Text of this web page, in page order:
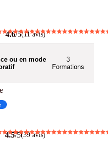
4.6/5(11 avis)
ou en mode
3
Formations
4.5/5(39 avis)